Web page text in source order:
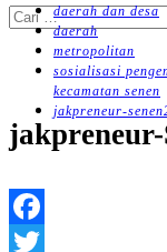
Cari
untuk:
daerah dan desa
daerah
metropolitan
sosialisasi
kecamatan senen
jakpreneur-
jakpreneur-
Facebook